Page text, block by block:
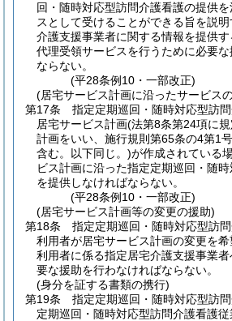
回・随時対応型訪問介護看護の提供
スとして受けることができる旨を説
介護支援事業者に関する情報を提供
代理受領サービスを行うために必要
ならない。
(平28条例10・一部改正)
(居宅サービス計画に沿ったサービス
第17条
指定定期巡回・随時対応型訪問
居宅サービス計画(法第8条第24項に
計画をいい、施行規則第65条の4第1
含む。以下同じ。)が作成されている
ビス計画に沿った指定定期巡回・随
を提供しなければならない。
(平28条例10・一部改正)
(居宅サービス計画等の変更の援助)
第18条
指定定期巡回・随時対応型訪問
利用者が居宅サービス計画の変更を
利用者に係る指定居宅介護支援事業
要な援助を行わなければならない。
(身分を証する書類の携行)
第19条
指定定期巡回・随時対応型訪問
定期巡回・随時対応型訪問介護看護